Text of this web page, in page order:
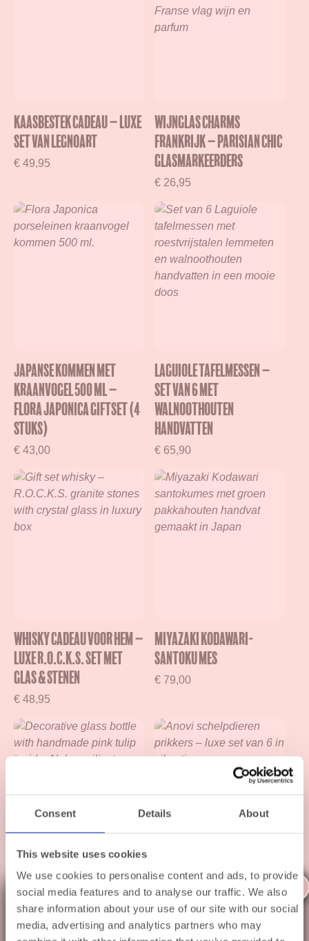
Consent Details About
This website uses cookies
We use cookies to personalise content and ads, to provide
social media features and to analyse our traffic. We also
share information about your use of our site with our social
media, advertising and analytics partners who may
Kaasbestek cadeau – Luxe
set van Legnoart
€ 49,95
Wijnglas charms
Frankrijk – Parisian Chic
glasmarkeerders
€ 26,95
Japanse kommen met
kraanvogel 500 ml –
Flora Japonica Giftset (4
stuks)
€ 43,00
Laguiole tafelmessen –
Set van 6 met
walnoothouten
handvatten
€ 65,90
Whisky cadeau voor hem –
Luxe R.O.C.K.S. set met
glas & stenen
€ 48,95
Miyazaki Kodawari-
Santoku Mes
€ 79,00
Botanical Tulp Fles –
Balvi
€32,95
Anovi Schaal- en
Schelpdieren Prikkers
€32,50
Even op zomervakantie ☀️